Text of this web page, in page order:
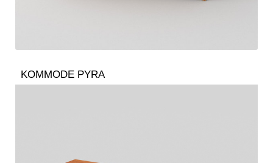
KOMMODE PYRA